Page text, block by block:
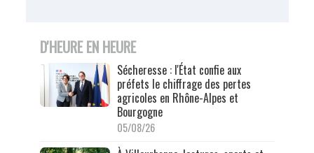
D'HEURE EN HEURE
Sécheresse : l'État confie aux
préfets le chiffrage des pertes
agricoles en Rhône-Alpes et
Bourgogne
05/08/26